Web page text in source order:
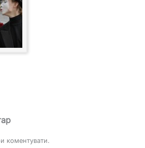
коментувати.